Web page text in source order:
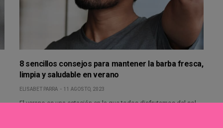
8 sencillos consejos para mantener la barba fresca,
limpia y saludable en verano
ELISABET PARRA 11 AGOSTO, 2023
El verano es una estación en la que todos disfrutamos del sol,